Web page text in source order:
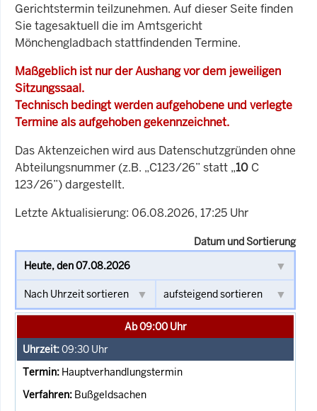
Gerichtstermin teilzunehmen. Auf dieser Seite finden
Sie tagesaktuell die im Amtsgericht
Mönchengladbach stattfindenden Termine.
Maßgeblich ist nur der Aushang vor dem jeweiligen
Sitzungssaal.
Technisch bedingt werden aufgehobene und verlegte
Termine als aufgehoben gekennzeichnet.
Das Aktenzeichen wird aus Datenschutzgründen ohne
Abteilungsnummer (z.B. „C123/26” statt „10 C
123/26”) dargestellt.
Letzte Aktualisierung: 06.08.2026, 17:25 Uhr
Datum und Sortierung
Ab 09:00 Uhr
09:30 Uhr
Hauptverhandlungstermin
Bußgeldsachen